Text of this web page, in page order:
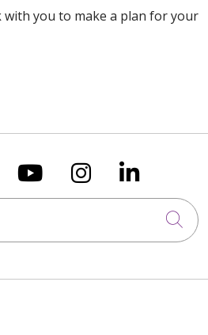
you to make a plan for your
on Xus on
Follow us on
Follow us
Follow